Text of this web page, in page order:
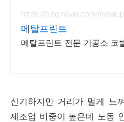
https://blog.naver.com/
메탈프린트
메탈프린
신기하지만 거리가 멀게 느
제조업 비중이 높은데 노동